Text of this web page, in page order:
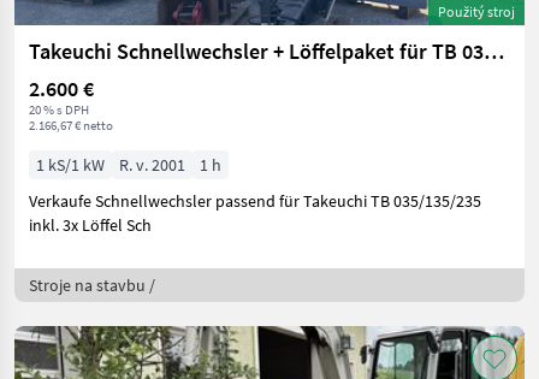
Použitý stroj
Takeuchi Schnellwechsler + Löffelpaket für TB 035/135/235
2.600 €
20 % s DPH
2.166,67 € netto
1 kS/1 kW R. v. 2001
1 h
Verkaufe Schnellwechsler passend für Takeuchi TB 035/135/235
inkl. 3x Löffel Sch
Stroje na stavbu /